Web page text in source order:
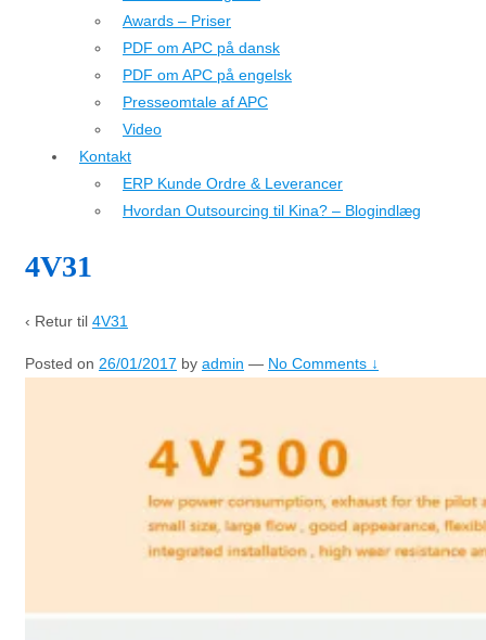
Awards – Priser
PDF om APC på dansk
PDF om APC på engelsk
Presseomtale af APC
Video
Kontakt
ERP Kunde Ordre & Leverancer
Hvordan Outsourcing til Kina? – Blogindlæg
4V31
‹ Retur til 4V31
Posted on 26/01/2017 by admin — No Comments ↓